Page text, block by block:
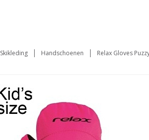
Skikleding Handschoenen Relax Gloves